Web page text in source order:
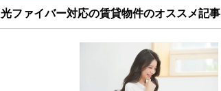
光ファイバー対応の賃貸物件のオススメ記事